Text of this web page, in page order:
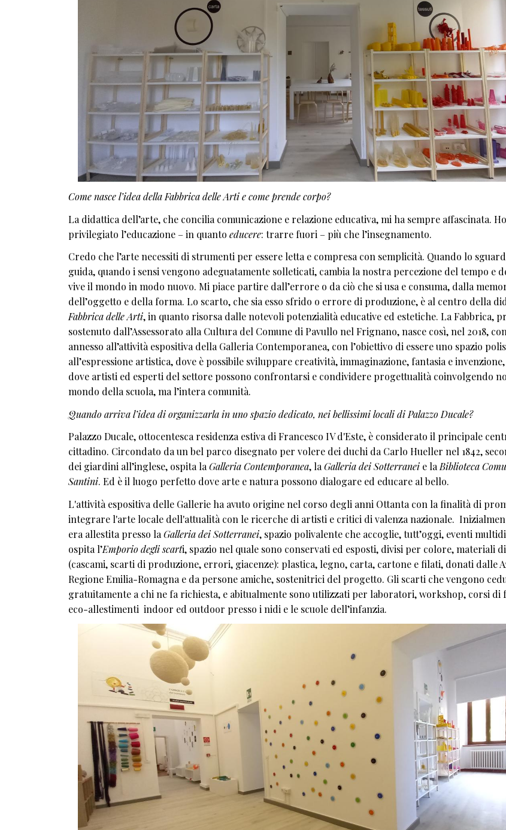
Come nasce l’idea della Fabbrica delle Arti e come prende corpo?
La didattica dell’arte, che concilia comunicazione e relazione educativa, mi ha sempre affascinata.
privilegiato l’educazione – in quanto educere: trarre fuori – più che l’insegnamento.
Credo che l’arte necessiti di strumenti per essere letta e compresa con semplicità. Quando lo
guida, quando i sensi vengono adeguatamente solleticati, cambia la nostra percezione del tempo e
vive il mondo in modo nuovo. Mi piace partire dall’errore o da ciò che si usa e consuma, dalla
dell’oggetto e della forma. Lo scarto, che sia esso sfrido o errore di produzione, è al centro della
Fabbrica delle Arti, in quanto risorsa dalle notevoli potenzialità educative ed estetiche. La Fabbrica,
sostenuto dall’Assessorato alla Cultura del Comune di Pavullo nel Frignano, nasce così, nel 2018,
annesso all’attività espositiva della Galleria Contemporanea, con l’obiettivo di essere uno spazio
all’espressione artistica, dove è possibile sviluppare creatività, immaginazione, fantasia e
dove artisti ed esperti del settore possono confrontarsi e condividere progettualità coinvolgendo
mondo della scuola, ma l’intera comunità.
Quando arriva l’idea di organizzarla in uno spazio dedicato, nei bellissimi locali di Palazzo Ducale?
Palazzo Ducale, ottocentesca residenza estiva di Francesco IV d'Este, è considerato il principale
cittadino. Circondato da un bel parco disegnato per volere dei duchi da Carlo Hueller nel 1842,
dei giardini all’inglese, ospita la Galleria Contemporanea, la Galleria dei Sotterranei e la Biblioteca
Santini. Ed è il luogo perfetto dove arte e natura possono dialogare ed educare al bello.
L'attività espositiva delle Gallerie ha avuto origine nel corso degli anni Ottanta con la finalità di
integrare l'arte locale dell'attualità con le ricerche di artisti e critici di valenza nazionale.
era allestita presso la Galleria dei Sotterranei, spazio polivalente che accoglie, tutt’oggi, eventi
ospita l’Emporio degli scarti, spazio nel quale sono conservati ed esposti, divisi per colore, materiali
(cascami, scarti di produzione, errori, giacenze): plastica, legno, carta, cartone e filati, donati dalle
Regione Emilia-Romagna e da persone amiche, sostenitrici del progetto. Gli scarti che vengono
gratuitamente a chi ne fa richiesta, e abitualmente sono utilizzati per laboratori, workshop, corsi di
eco-allestimenti indoor ed outdoor presso i nidi e le scuole dell’infanzia.